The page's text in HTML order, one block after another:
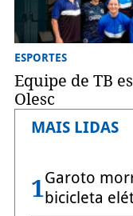
ESPORTES
Equipe de TB
Olesc
MAIS LIDAS
1Garoto
bicicleta